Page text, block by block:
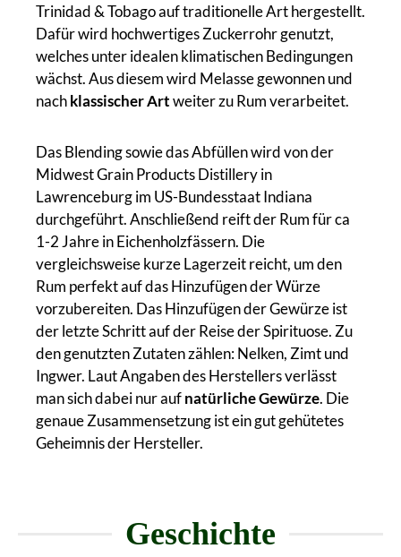
Trinidad & Tobago auf traditionelle Art hergestellt.
Dafür wird hochwertiges Zuckerrohr genutzt,
welches unter idealen klimatischen Bedingungen
wächst. Aus diesem wird Melasse gewonnen und
nachklassischer Artweiter zu Rum verarbeitet.
Das Blending sowie das Abfüllen wird von der
Midwest Grain Products Distillery in
Lawrenceburg im US-Bundesstaat Indiana
durchgeführt. Anschließend reift der Rum für ca
1-2 Jahre in Eichenholzfässern. Die
vergleichsweise kurze Lagerzeit reicht, um den
Rum perfekt auf das Hinzufügen der Würze
vorzubereiten. Das Hinzufügen der Gewürze ist
der letzte Schritt auf der Reise der Spirituose. Zu
den genutzten Zutaten zählen: Nelken, Zimt und
Ingwer. Laut Angaben des Herstellers verlässt
man sich dabei nur aufnatürliche Gewürze. Die
genaue Zusammensetzung ist ein gut gehütetes
Geheimnis der Hersteller.
Geschichte